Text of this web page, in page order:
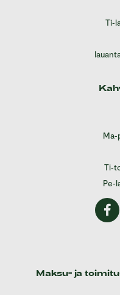
Ti-
Ma-
Ti-
Pe-
Maksu- ja